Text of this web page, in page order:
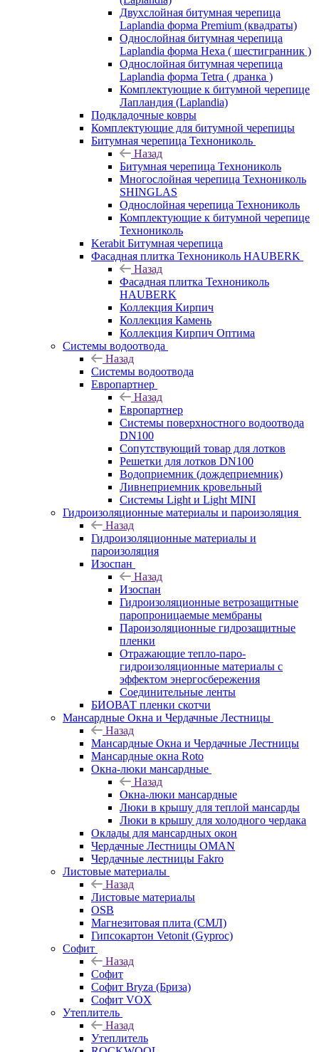
Двухслойная битумная черепица
Laplandia форма Premium (квадраты)
Однослойная битумная черепица
Laplandia форма Hexa ( шестигранник )
Однослойная битумная черепица
Laplandia форма Tetra ( дранка )
Комплектующие к битумной черепице
Лапландия (Laplandia)
Подкладочные ковры
Комплектующие для битумной черепицы
Битумная черепица Технониколь
Назад
Битумная черепица Технониколь
Многослойная черепица Технониколь
SHINGLAS
Однослойная черепица Технониколь
Комплектующие к битумной черепице
Технониколь
Kerabit Битумная черепица
Фасадная плитка Технониколь HAUBERK
Назад
Фасадная плитка Технониколь
HAUBERK
Кол​лекция Кирпич
Кол​лекция Камень
Коллекция Кирпич Оптима
Системы водоотвода
Назад
Системы водоотвода
Европартнер
Назад
Европартнер
Системы поверхностного водоотвода
DN100
Сопутствующий товар для лотков
Решетки для лотков DN100
Водоприемник (дождеприемник)
Ливнеприемник кровельный
Системы Light и Light MINI
Гидроизоляционные материалы и пароизоляция
Назад
Гидроизоляционные материалы и
пароизоляция
Изоспан
Назад
Изоспан
Гидроизоляционные ветрозащитные
паропроницаемые мембраны
Пароизоляционные гидрозащитные
пленки
Отражающие тепло-паро-
гидроизоляционные материалы с
эффектом энергосбережения
Соединительные ленты
БИОВАТ пленки скотчи
Мансардные Окна и Чердачные Лестницы
Назад
Мансардные Окна и Чердачные Лестницы
Мансардные окна Roto
Окна-люки мансардные
Назад
Окна-люки мансардные
Люки в крышу для теплой мансарды
Люки в крышу для холодного чердака
Оклады для мансардных окон
Чердачные Лестницы OMAN
Чердачные лестницы Fakro
Листовые материалы
Назад
Листовые материалы
OSB
Магнезитовая плита (СМЛ)
Гипсокартон Vetonit (Gyproc)
Софит
Назад
Софит
Софит Bryza (Бриза)
Софит VOX
Утеплитель
Назад
Утеплитель